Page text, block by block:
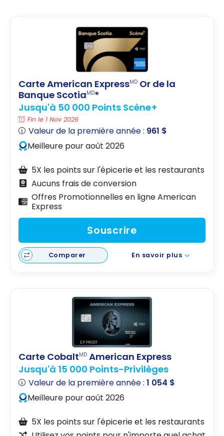
Carte American ExpressMD Or de la
Banque ScotiaMD*
Jusqu'à 50 000 Points Scène+
Fin le 1 Nov 2026
Valeur de la première année : 961 $
Meilleure pour août 2026
5X les points sur l'épicerie et les restaurants
Aucuns frais de conversion
Offres Promotionnelles en ligne American
Express
Souscrire
Comparer En savoir plus
Carte CobaltMD American Express
Jusqu'à 15 000 Points-Privilèges
Valeur de la première année :1 054 $
Meilleure pour août 2026
5X les points sur l'épicerie et les restaurants